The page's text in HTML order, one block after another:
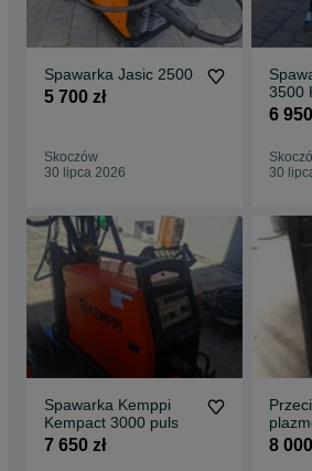
Spawarka Jasic 2500
5 700 zł
Skoczów
30 lipca 2026
3500
6
30
Spawarka Kemppi
Kempact 3000 puls
7 650 zł 8